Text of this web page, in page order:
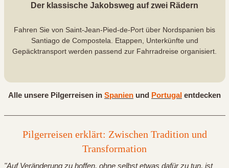
Der klassische Jakobsweg auf zwei Rädern
Fahren Sie von Saint-Jean-Pied-de-Port über Nordspanien bis
Santiago de Compostela. Etappen, Unterkünfte und
Gepäcktransport werden passend zur Fahrradreise organisiert.
Alle unsere Pilgerreisen in Spanien und Portugal entdecken
Pilgerreisen erklärt: Zwischen Tradition und
Transformation
"Auf Veränderung zu hoffen, ohne selbst etwas dafür zu tun, ist